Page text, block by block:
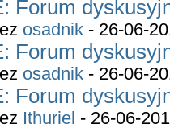
Forum
osadnik - 26-06-
Forum
osadnik - 26-06-
Forum
Ithuriel - 26-06-